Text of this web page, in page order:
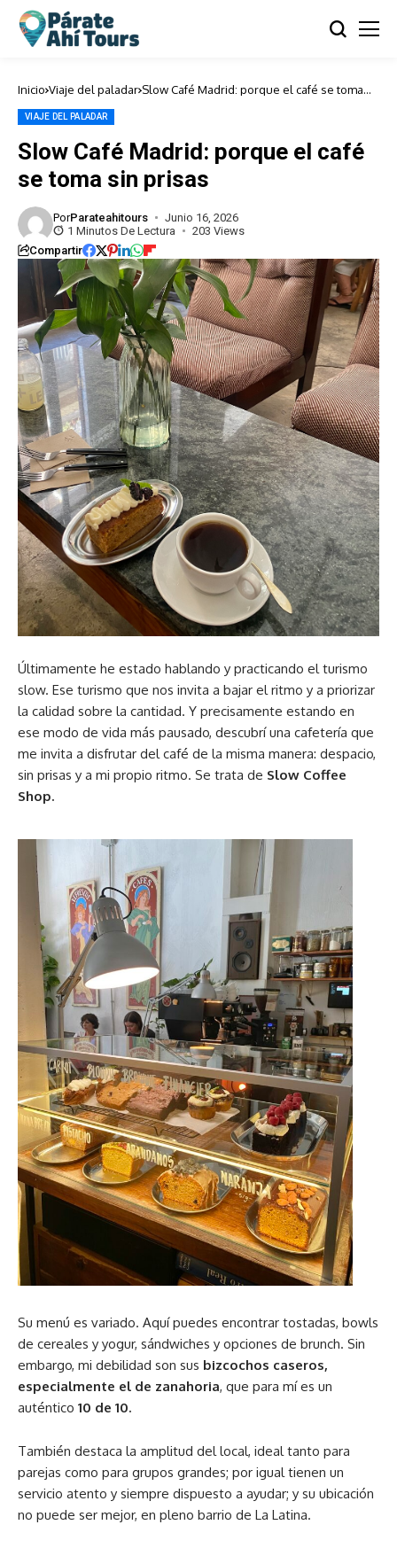
Inicio Viaje del paladar Slow Café Madrid: porque el café se toma
VIAJE DEL PALADAR
Slow Café Madrid: porque el café
se toma sin prisas
PorParateahitours
Junio 16, 2026
1 Minutos De Lectura
203 Views
Compartir
Últimamente he estado hablando y practicando el turismo
slow. Ese turismo que nos invita a bajar el ritmo y a priorizar
la calidad sobre la cantidad. Y precisamente estando en
ese modo de vida más pausado, descubrí una cafetería que
me invita a disfrutar del café de la misma manera: despacio,
sin prisas y a mi propio ritmo. Se trata de Slow Coffee
Shop.
Su menú es variado. Aquí puedes encontrar tostadas, bowls
de cereales y yogur, sándwiches y opciones de brunch. Sin
embargo, mi debilidad son sus bizcochos caseros,
especialmente el de zanahoria, que para mí es un
auténtico 10 de 10.
También destaca la amplitud del local, ideal tanto para
parejas como para grupos grandes; por igual tienen un
servicio atento y siempre dispuesto a ayudar; y su ubicación
no puede ser mejor, en pleno barrio de La Latina.